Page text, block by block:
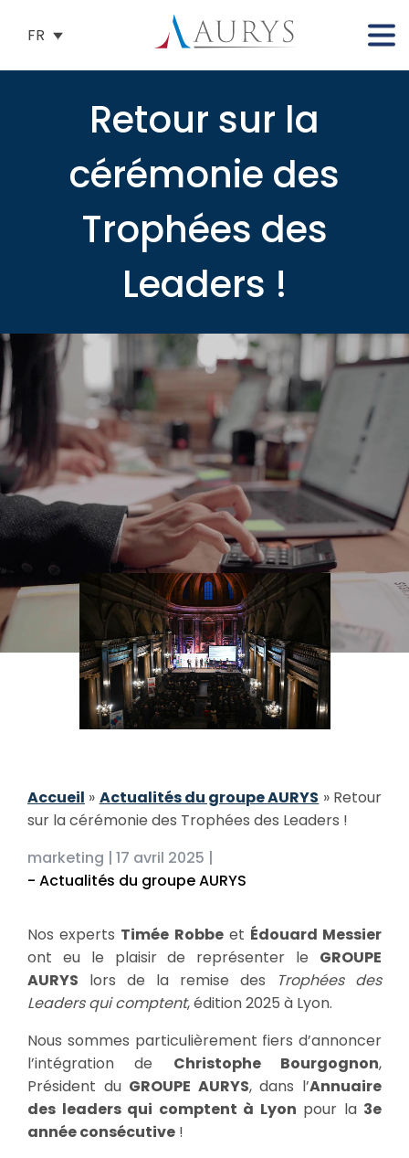
FR
Retour sur la
cérémonie des
Trophées des
Leaders !
Accueil » Actualités du groupe AURYS » Retour
sur la cérémonie des Trophées des Leaders !
marketing | 17 avril 2025 |
- Actualités du groupe AURYS
Nos experts Timée Robbeet Édouard Messier
ont eu le plaisir de représenter le GROUPE
AURYS lors de la remise des
Trophées des
Leaders qui comptent, édition 2025 à Lyon.
Nous sommes particulièrement fiers d’annoncer
l’intégration de Christophe Bourgognon,
Président du GROUPE AURYS, dans l’Annuaire
des leaders qui comptent à Lyon pour la 3e
année consécutive !